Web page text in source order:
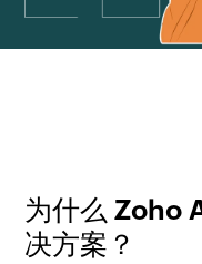
为什么 Zoho
决方案？